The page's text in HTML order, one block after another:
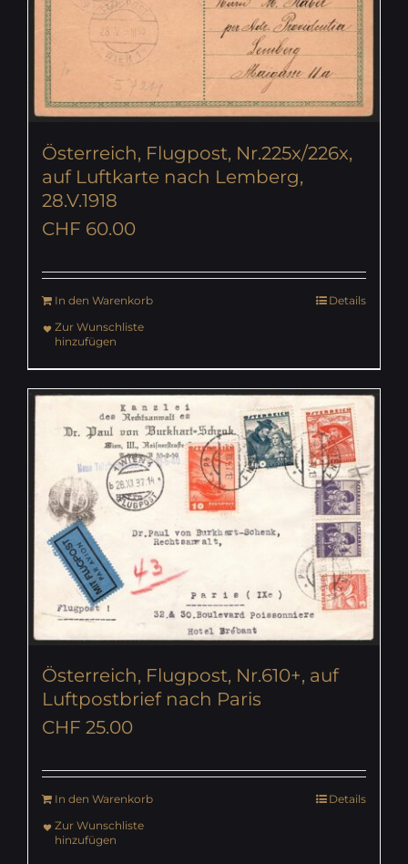
Österreich, Flugpost, Nr.225x/226x,
auf Luftkarte nach Lemberg,
28.V.1918
CHF 60.00
In den Warenkorb
Details
Zur Wunschliste
hinzufügen
Österreich, Flugpost, Nr.610+, auf
Luftpostbrief nach Paris
CHF 25.00
In den Warenkorb
Details
Zur Wunschliste
hinzufügen